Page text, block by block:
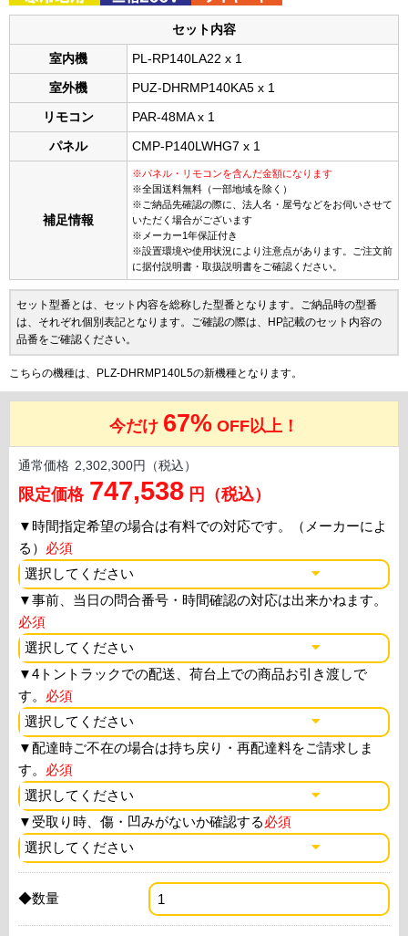
セット内容
室内機 PL-RP140LA22 x 1
室外機 PUZ-DHRMP140KA5 x 1
リモコン PAR-48MA x 1
パネル CMP-P140LWHG7 x 1
補足情報
※パネル・リモコンを含んだ金額になります
※全国送料無料（一部地域を除く）
※ご納品先確認の際に、法人名・屋号などをお伺いさせて
いただく場合がございます
※メーカー1年保証付き
※設置環境や使用状況により注意点があります。ご注文前
に据付説明書・取扱説明書をご確認ください。
セット型番とは、セット内容を総称した型番となります。ご納品時の型番
は、それぞれ個別表記となります。ご確認の際は、HP記載のセット内容の
品番をご確認ください。
こちらの機種は、PLZ-DHRMP140L5の新機種となります。
今だけ 67% OFF以上！
通常価格 2,302,300円（税込）
限定価格 747,538 円（税込）
▼時間指定希望の場合は有料での対応です。（メーカーによ
る） 必須
▼事前、当日の問合番号・時間確認の対応は出来かねます。
必須
▼4トントラックでの配送、荷台上での商品お引き渡しで
す。 必須
▼配達時ご不在の場合は持ち戻り・再配達料をご請求しま
す。 必須
▼ 受取り時、傷・凹みがないか確認する必須
◆数量